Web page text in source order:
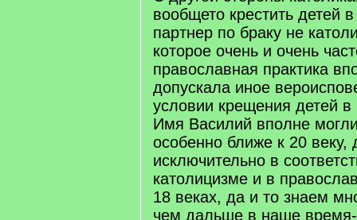
вообщето крестить детей
партнер по браку не
которое очень и очень
православная практика
допускала иное
условии крещения детей в
Имя Василий вполне
особенно ближе к 20 веку,
исключительно в
католицизме и в
18 веках, да и то знаем
чем дальше в наше